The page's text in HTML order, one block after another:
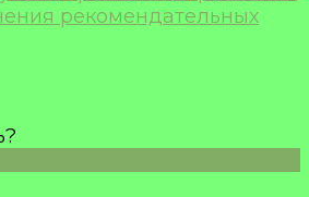
рекомендательных